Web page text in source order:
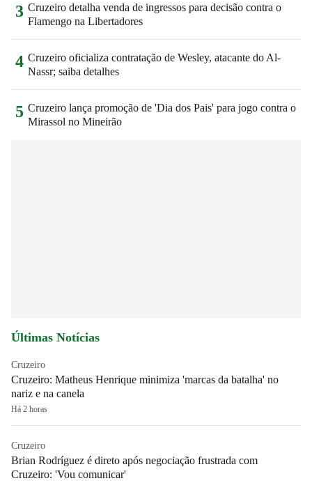
3 Cruzeiro detalha venda de ingressos para decisão contra o
Flamengo na Libertadores
4 Cruzeiro oficializa contratação de Wesley, atacante do Al-
Nassr; saiba detalhes
5 Cruzeiro lança promoção de 'Dia dos Pais' para jogo contra o
Mirassol no Mineirão
Últimas Notícias
Cruzeiro
Cruzeiro: Matheus Henrique minimiza 'marcas da batalha' no
nariz e na canela
Há 2 horas
Cruzeiro
Brian Rodríguez é direto após negociação frustrada com
Cruzeiro: 'Vou comunicar'